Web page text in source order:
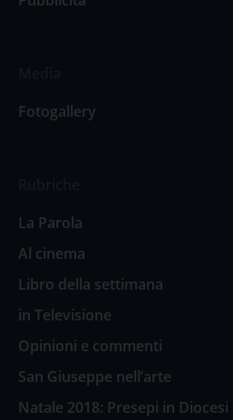
Fotogallery
La Parola
Al cinema
Libro della settimana
in Televisione
Opinioni e commenti
San Giuseppe nell’arte
Natale 2018: Presepi in Diocesi